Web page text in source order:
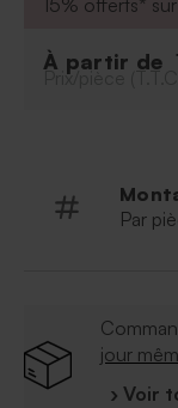
tendance est
sa photo et de
15% offerts*
À partir de
Prix/pièce (T.T.C.)
Par
jour
› Voir